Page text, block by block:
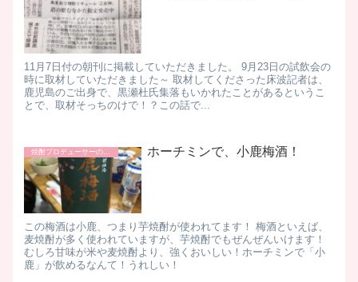
11月7日付の朝刊に掲載していただきました。 9月23日の試飲会の
時に取材していただきました～ 取材してくださった床波記者は、
鹿児島のご出身で、黒瀬杜氏集落もいかれたことがあるというこ
とで、取材そっちのけで！？この話で...
焼酎プロデューサーの日常 ホーチミンで、小鹿梅酒！
この梅酒は小鹿、つまり芋焼酎が使われてます！ 梅酒といえば、
麦焼酎が多く使われていますが、芋焼酎でもぜんぜんいけます！
むしろ甘味が米や麦焼酎より、強くおいしい！ホーチミンで「小
鹿」が飲めるなんて！うれしい！